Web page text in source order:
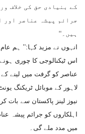
کے بنیادی حق کی خلاف
جرائم پیشہ عناصر اور
ہیں۔‘‘
انہوں نے مزید کہا:’’ ہم
اس ٹیکنالوجی کا چوری
عناصر کو گرفت میں لینے کے
لاہور کے موبائل ٹریکنگ
نیوز لینز پاکستان سے بات
اہلکاروں کو جرائم پیشہ
میں مدد ملے گی۔